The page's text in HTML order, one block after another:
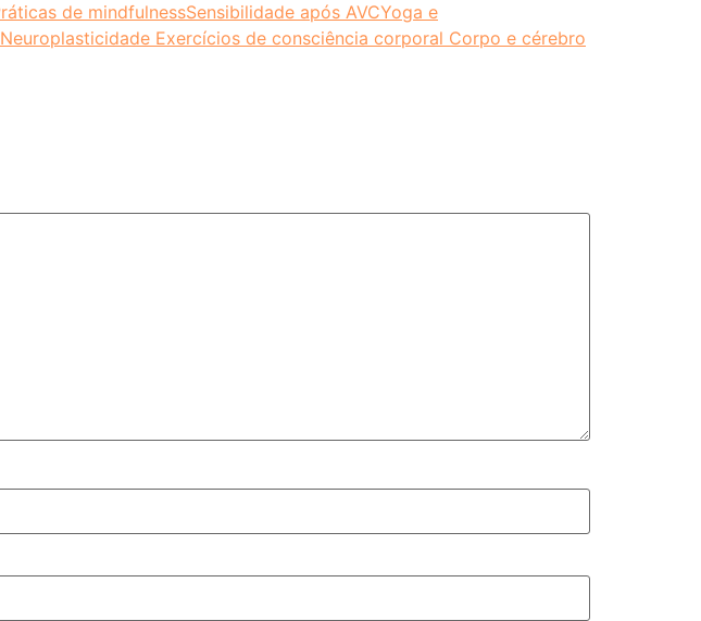
de mindfulnessSensibilidade após AVCYoga e
Exercícios de consciência corporal Corpo e cérebro